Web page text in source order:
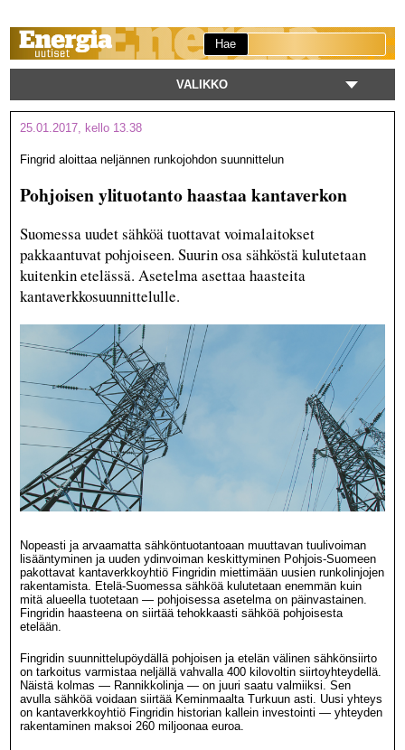
Hae
VALIKKO
25.01.2017, kello 13.38
Fingrid aloittaa neljännen runkojohdon suunnittelun
Pohjoisen ylituotanto haastaa kantaverkon
Suomessa uudet sähköä tuottavat voimalaitokset
pakkaantuvat pohjoiseen. Suurin osa sähköstä kulutetaan
kuitenkin etelässä. Asetelma asettaa haasteita
kantaverkkosuunnittelulle.
Nopeasti ja arvaamatta sähköntuotantoaan muuttavan tuulivoiman
lisääntyminen ja uuden ydinvoiman keskittyminen Pohjois-Suomeen
pakottavat kantaverkkoyhtiö Fingridin miettimään uusien runkolinjojen
rakentamista. Etelä-Suomessa sähköä kulutetaan enemmän kuin
mitä alueella tuotetaan — pohjoisessa asetelma on päinvastainen.
Fingridin haasteena on siirtää tehokkaasti sähköä pohjoisesta
etelään.
Fingridin suunnittelupöydällä pohjoisen ja etelän välinen sähkönsiirto
on tarkoitus varmistaa neljällä vahvalla 400 kilovoltin siirtoyhteydellä.
Näistä kolmas — Rannikkolinja — on juuri saatu valmiiksi. Sen
avulla sähköä voidaan siirtää Keminmaalta Turkuun asti. Uusi yhteys
on kantaverkkoyhtiö Fingridin historian kallein investointi — yhteyden
rakentaminen maksoi 260 miljoonaa euroa.